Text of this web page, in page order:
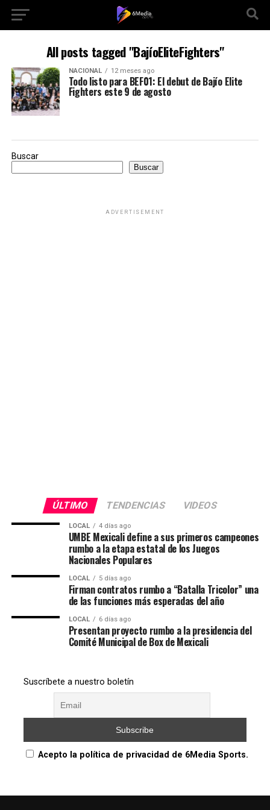
All posts tagged "BajíoEliteFighters"
NACIONAL 12 meses ago
Todo listo para BEF01: El debut de Bajío Elite
Fighters este 9 de agosto
Buscar
Buscar
ADVERTISEMENT
ÚLTIMO TENDENCIAS VIDEOS
LOCAL 4 días ago
UMBE Mexicali define a sus primeros campeones
rumbo a la etapa estatal de los Juegos
Nacionales Populares
LOCAL 5 días ago
Firman contratos rumbo a “Batalla Tricolor” una
de las funciones más esperadas del año
LOCAL 6 días ago
Presentan proyecto rumbo a la presidencia del
Comité Municipal de Box de Mexicali
Suscríbete a nuestro boletín
Acepto la política de privacidad de 6Media Sports.